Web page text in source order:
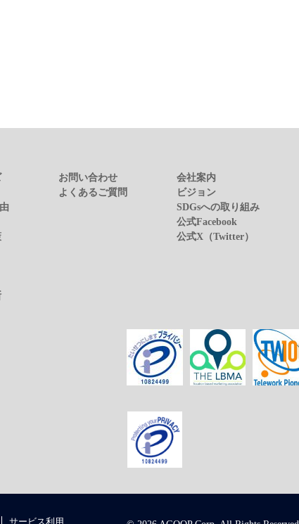
お問い合わせ
よくあるご質問
会社案内
ビジョン
SDGsへの取り組み
公式Facebook
公式X（Twitter）
サービス利用